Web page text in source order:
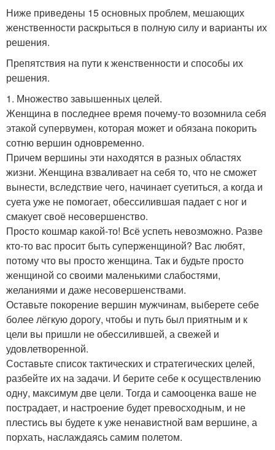
Ниже приведены 15 основных проблем, мешающих
женственности раскрыться в полную силу и варианты их
решения.
Препятствия на пути к женственности и способы их
решения.
1. Множество завышенных целей.
Женщина в последнее время почему-то возомнила себя
этакой супервумен, которая может и обязана покорить
сотню вершин одновременно.
Причем вершины эти находятся в разных областях
жизни. Женщина взваливает на себя то, что не сможет
вынести, вследствие чего, начинает суетиться, а когда и
суета уже не помогает, обессилившая падает с ног и
смакует своё несовершенство.
Просто кошмар какой-то! Всё успеть невозможно. Разве
кто-то вас просит быть суперженщиной? Вас любят,
потому что вы просто женщина. Так и будьте просто
женщиной со своими маленькими слабостями,
желаниями и даже несовершенствами.
Оставьте покорение вершин мужчинам, выберете себе
более лёгкую дорогу, чтобы и путь был приятным и к
цели вы пришли не обессилившей, а свежей и
удовлетворенной.
Составьте список тактических и стратегических целей,
разбейте их на задачи. И берите себе к осуществлению
одну, максимум две цели. Тогда и самооценка ваше не
пострадает, и настроение будет превосходным, и не
плестись вы будете к уже ненавистной вам вершине, а
порхать, наслаждаясь самим полетом.